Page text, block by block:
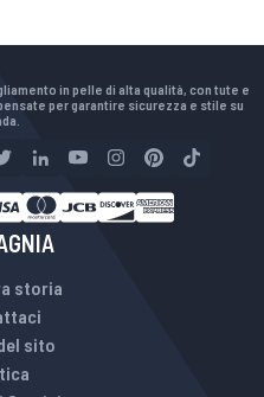
in pelle di alta qualità, con tute e
per garantire sicurezza e stile su
storia
sito